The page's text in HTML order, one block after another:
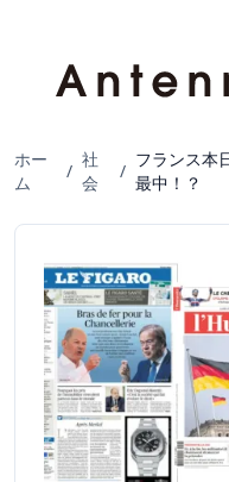
ホー
ム
/
社
会
/
フランス本
最中！？